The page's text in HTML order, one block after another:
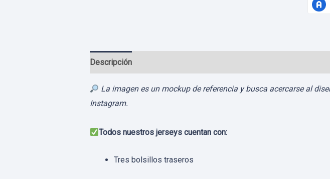
Descripción
La imagen es un mockup de referencia y busca acercarse al
Instagram.
Todos nuestros jerseys cuentan con:
Tres bolsillos traseros